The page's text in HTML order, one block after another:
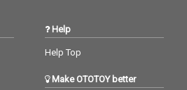
Help
Help Top
Make OTOTOY better